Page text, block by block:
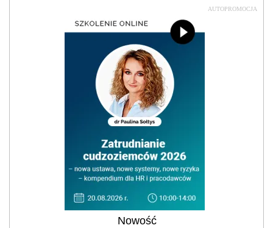
AUTOPROMOCJA
Nowość